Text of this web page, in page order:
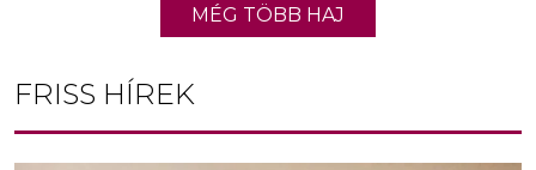
MÉG TÖBB HAJ
FRISS HÍREK